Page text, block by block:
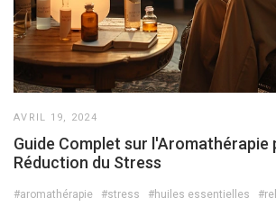
AVRIL 19, 2024
Guide Complet sur l'Aromathérapie
Réduction du Stress
#aromathérapie #stress #huiles essentielles